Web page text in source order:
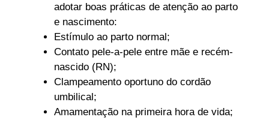
adotar boas práticas de atenção ao parto
e nascimento:
Estímulo ao parto normal;
Contato pele-a-pele entre mãe e recém-
nascido (RN);
Clampeamento oportuno do cordão
umbilical;
Amamentação na primeira hora de vida;